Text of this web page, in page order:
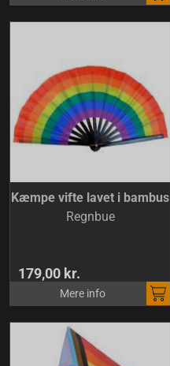
Kæmpe vifte lavet i bambus
Regnbue
179,00 kr.
Mere info